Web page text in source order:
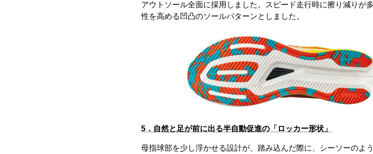
アウトソール全面に採用しました。スピード走行時に擦り減りが
性を高める凹凸のソールパターンとしました。
5．自然と足が前に出る半自動促進の「ロッカー形状」
母指球部を少し浮かせる設計が、踏み込んだ際に、シーソーのよ